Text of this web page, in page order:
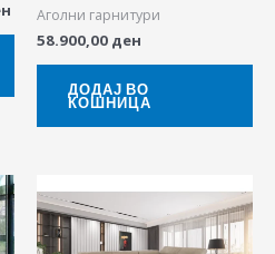
Аголни гарнитури
58.900,00 ден
ДОДАЈ ВО
КОШНИЦА